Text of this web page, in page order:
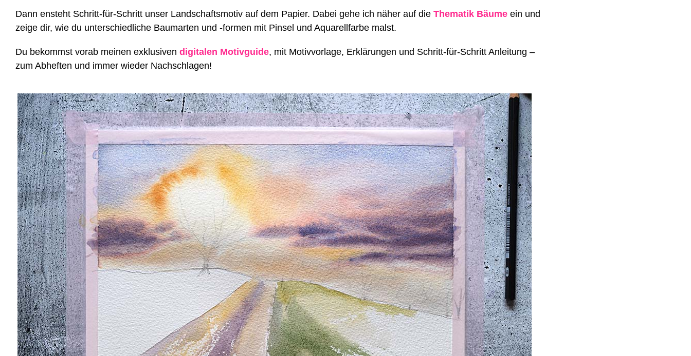
Dann ensteht Schritt-für-Schritt unser Landschaftsmotiv auf dem Papier. Dabei gehe ich näher auf die Thematik Bäume ein und
zeige dir, wie du unterschiedliche Baumarten und -formen mit Pinsel und Aquarellfarbe malst.
Du bekommst vorab meinen exklusiven digitalen Motivguide, mit Motivvorlage, Erklärungen und Schritt-für-Schritt Anleitung –
zum Abheften und immer wieder Nachschlagen!